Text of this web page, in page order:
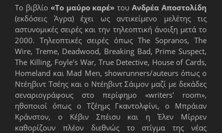
Το βιβλίο «Το μαύρο καρέ» τουΑνδρέα Αποστολίδη
(εκδόσεις Άγρα) έχει ως αντικείμενο μελέτης τις
αστυνομικές σειρές και την τηλεοπτική άνοιξη μετά το
2000. Τηλεοπτικές σειρές όπως The Sopranos, The
Wire, Treme, Deadwood, Breaking Bad, Prime Suspect,
The Killing, Foyle's War, True Detective, House of Cards,
Homeland και Mad Men, showrunners/auteurs όπως ο
Ντέηβιντ Τσέης και ο Ντέηβιντ Σάιμον μαζί με δεκάδες
σεναριογράφους στο περίφημο «writers' room»,
ηθοποιοί όπως ο Τζέημς Γκαντολφίνι, ο Μπράιαν
Κράνστον, ο Κέβιν Σπέισυ και η Έλεν Μίρρεν
καθορίζουν πλέον διεθνώς το στίγμα της νέας